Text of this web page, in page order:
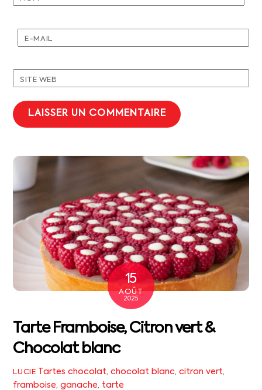
E-MAIL
SITE WEB
15
AOÛT
2025
Tarte Framboise, Citron vert &
Chocolat blanc
LUCIE Tartes chocolat, chocolat blanc, citron vert,
framboise,ganache, tarte